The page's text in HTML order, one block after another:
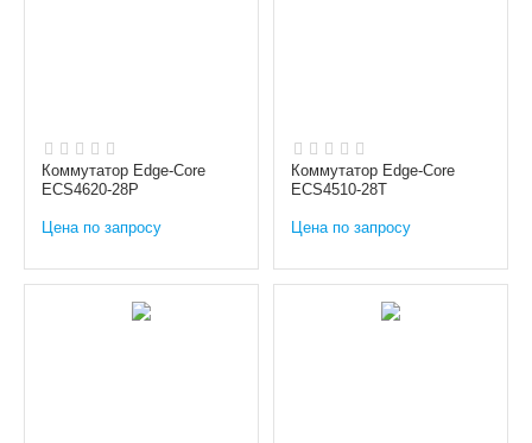
Коммутатор Edge-Core
ECS4620-28P
Цена по запросу
Коммутатор Edge-Core
ECS4510-28T
Цена по запросу